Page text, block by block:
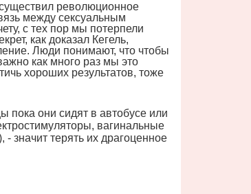
революционное
между сексуальным
с тех пор мы потерпели
как доказал Кегель,
Люди понимают, что чтобы
как много раз мы это
хороших результатов, тоже
они сидят в автобусе или
вагинальные
значит терять их драгоценное